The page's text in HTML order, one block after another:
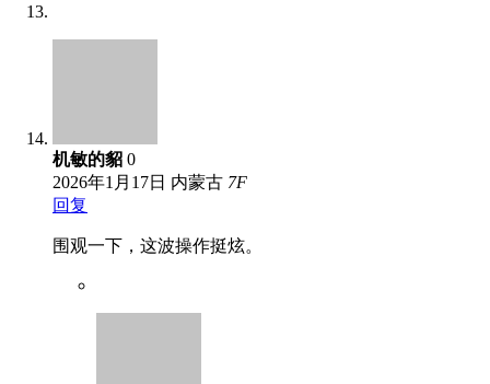
机敏的貂 0
2026年1月17日 内蒙古 7F
回复
围观一下，这波操作挺炫。